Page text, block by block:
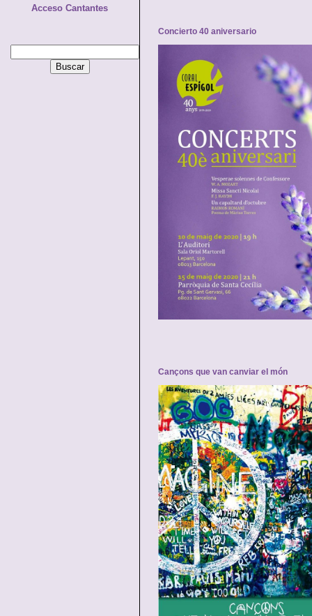
Acceso Cantantes
Concierto 40 aniversario
Cançons que van canviar el món